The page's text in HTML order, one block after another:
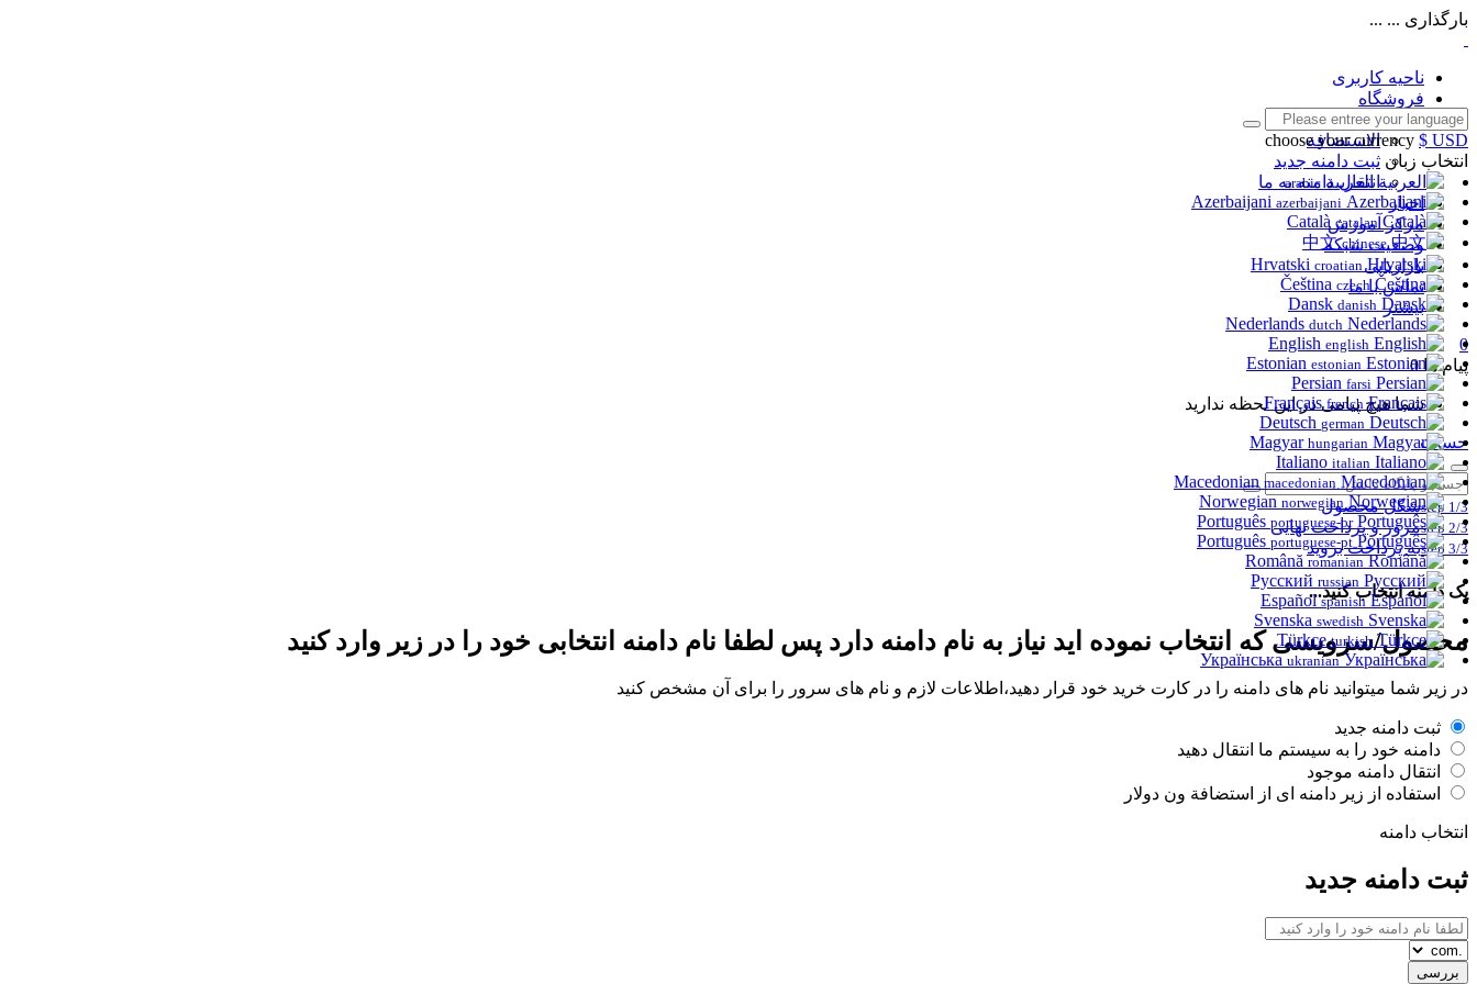
بارگذاری ... ...
ناحیه کاربری
فروشگاه
مشاهده همه
الاستضافة
ثبت دامنه جدید
انتقال دامنه به ما
اخبار
مرکز آموزش
وضعیت شبکه
بازاریابی
تماس با ما
بیشتر
0
پیام ها0
شما هیچ پیامی در این لحظه ندارید
حساب
step 1/3شکل محصول
step 2/3مرور و پرداخت نهایی
step 3/3به پرداخت بروید
یک دامنه انتخاب کنید...
محصول/سرویسی که انتخاب نموده اید نیاز به نام دامنه دارد پس لطفا نام دامنه انتخابی خود را در زیر وارد کنید
در زیر شما میتوانید نام های دامنه را در کارت خرید خود قرار دهید،اطلاعات لازم و نام های سرور را برای آن مشخص کنید
ثبت دامنه جدید
دامنه خود را به سیستم ما انتقال دهید
انتقال دامنه موجود
استفاده از زیر دامنه ای از استضافة ون دولار
انتخاب دامنه
ثبت دامنه جدید
بررسی
choose your currency $ USD
انتخاب زبان
العربية arabic
azerbaijani
Català
catalan
中文
chinese
Hrvatski
croatian
Čeština
czech
danish
dutch
english
estonian
farsi
Français
french
german
hungarian
italian
macedonian
Norwegian
norwegian
Português
portuguese-br
Português
portuguese-pt
Română
romanian
russian
Español
spanish
swedish
Türkçe
turkish
Українська
ukranian